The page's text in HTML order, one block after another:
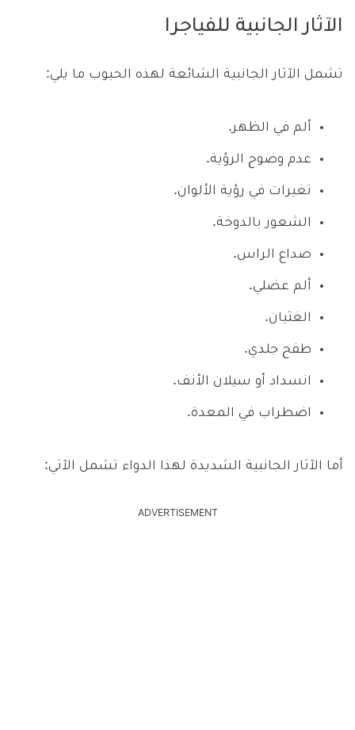
الآثار الجانبية للفياجرا
تشمل الآثار الجانبية الشائعة لهذه الحبوب ما يلي:
ألم في الظهر.
عدم وضوح الرؤية.
تغيرات في رؤية الألوان.
الشعور بالدوخة.
صداع الراس.
ألم عضلي.
الغثيان.
طفح جلدي.
انسداد أو سيلان الأنف.
اضطراب في المعدة.
أما الآثار الجانبية الشديدة لهذا الدواء تشمل الآتي:
ADVERTISEMENT